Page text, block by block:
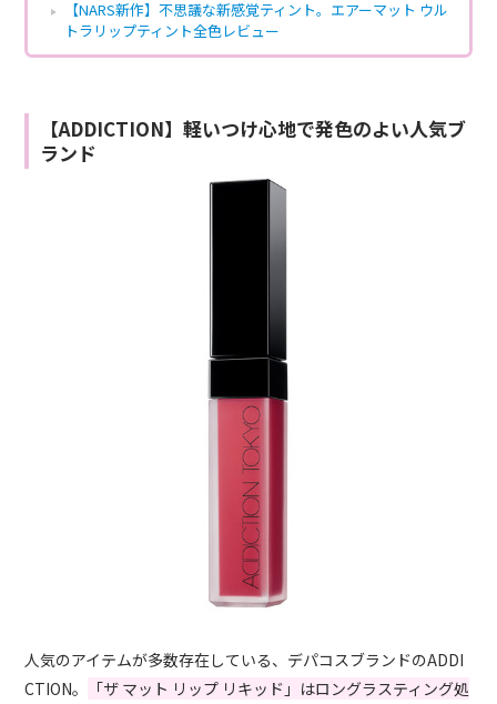
【NARS新作】不思議な新感覚ティント。エアーマット ウル
トラリップティント全色レビュー
【ADDICTION】軽いつけ心地で発色のよい人気ブ
ランド
人気のアイテムが多数存在している、デパコスブランドのADDI
CTION。
「ザ マット リップ リキッド」はロングラスティング処